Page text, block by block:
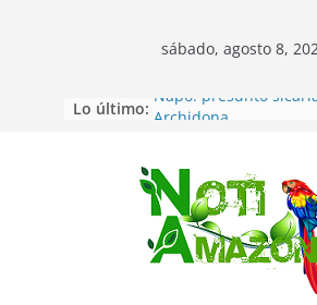
Saltar
sábado, agosto 8,
Lo último: Napo: presunto
desaparecidos fueron
muertos en Puerto
Sentencian a 34 años
implicados en caso de
oriunda de Tena
Vozinha, el arquero